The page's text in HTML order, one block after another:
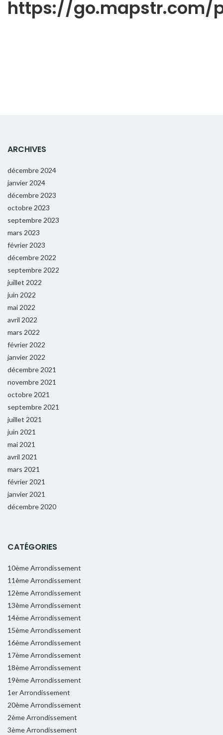
https://go.mapstr.com/
ARCHIVES
décembre 2024
janvier 2024
décembre 2023
octobre 2023
septembre 2023
mars 2023
février 2023
décembre 2022
septembre 2022
juillet 2022
juin 2022
mai 2022
avril 2022
mars 2022
février 2022
janvier 2022
décembre 2021
novembre 2021
octobre 2021
septembre 2021
juillet 2021
juin 2021
mai 2021
avril 2021
mars 2021
février 2021
janvier 2021
décembre 2020
CATÉGORIES
10ème Arrondissement
11ème Arrondissement
12ème Arrondissement
13ème Arrondissement
14ème Arrondissement
15ème Arrondissement
16ème Arrondissement
17ème Arrondissement
18ème Arrondissement
19ème Arrondissement
1er Arrondissement
20ème Arrondissement
2ème Arrondissement
3ème Arrondissement